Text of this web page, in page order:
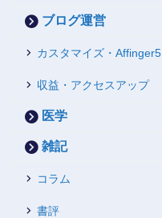
ブログ運営
カスタマイズ・Affinger5
収益・アクセスアップ
医学
雑記
コラム
書評